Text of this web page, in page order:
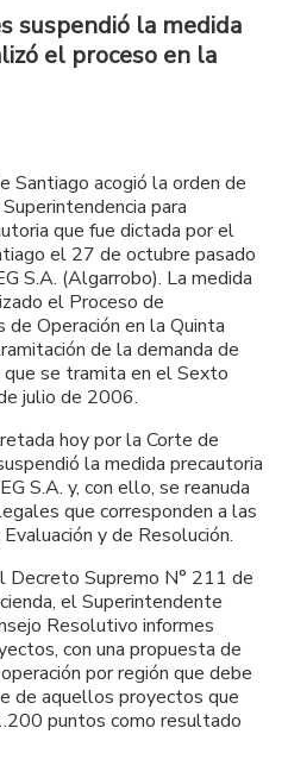
suspendió la medida
el proceso en la
Santiago acogió la orden de
para
que fue dictada por el
el 27 de octubre pasado
S.A. (Algarrobo). La medida
el Proceso de
Operación en la Quinta
de la demanda de
se tramita en el Sexto
julio de 2006.
hoy por la Corte de
la medida precautoria
S.A. y, con ello, se reanuda
que corresponden a las
y de Resolución.
Decreto Supremo N° 211 de
el Superintendente
Resolutivo informes
con una propuesta de
por región que debe
de aquellos proyectos que
puntos como resultado